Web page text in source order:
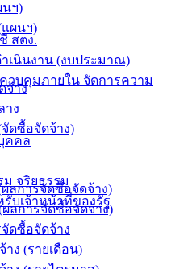
นฯ)
แผนฯ)
จ้าง
าง
ดซื้อจัดจ้าง)
ลการจัดซื้อจัดจ้าง)
ลการจัดซื้อจัดจ้าง)
ดซื้อจัดจ้าง
ง (รายเดือน)
สตง.
เนินงาน (งบประมาณ)
วบคุมภายใน จัดการความ
คคล
จริยธรรม
บเจ้าหน้าที่ของรัฐ